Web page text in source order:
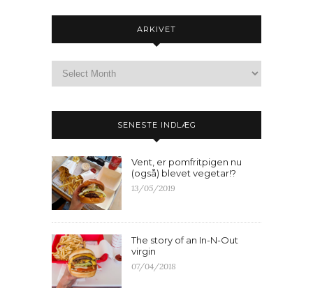
ARKIVET
SENESTE INDLÆG
Vent, er pomfritpigen nu
(også) blevet vegetar!?
13/05/2019
The story of an In-N-Out
virgin
07/04/2018